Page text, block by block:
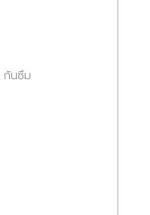
กันซึม